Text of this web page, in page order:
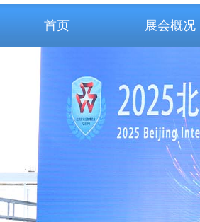
首页 展会概况